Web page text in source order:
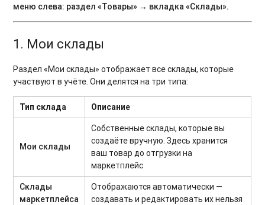
меню слева: раздел «Товары» → вкладка «Склады».
1. Мои склады
Раздел «Мои склады» отображает все склады, которые
участвуют в учёте. Они делятся на три типа:
Тип склада Описание
Мои склады
Собственные склады, которые вы
создаёте вручную. Здесь хранится
ваш товар до отгрузки на
маркетплейс
Склады
маркетплейса
Отображаются автоматически —
создавать и редактировать их нельзя